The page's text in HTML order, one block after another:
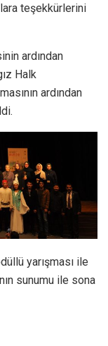
teşekkürlerini
ardından
Halk
ardından
yarışması ile
sunumu ile sona